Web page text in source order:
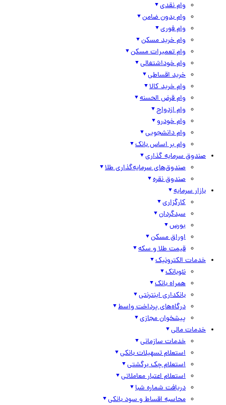
وام نقدی
وام بدون ضامن
وام فوری
وام خرید مسکن
وام تعمیرات مسکن
وام خوداشتغالی
خرید اقساطی
وام خرید کالا
وام قرض الحسنه
وام ازدواج
وام خودرو
وام دانشجویی
وام بر اساس بانک
صندوق سرمایه گذاری
صندوق‌های سرمایه‌گذاری طلا
صندوق نقره
بازار سرمایه
کارگزاری
سبدگردان
بورس
اوراق مسکن
قیمت طلا و سکه
خدمات الکترونیک
نئوبانک
همراه بانک
بانکداری اینترنتی
درگاه‌های پرداخت واسط
پیشخوان مجازی
خدمات مالی
خدمات سازمانی
استعلام تسهیلات بانکی
استعلام چک برگشتی
استعلام اعتبار معاملاتی
دریافت شماره شبا
محاسبه اقساط و سود بانکی